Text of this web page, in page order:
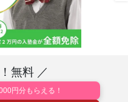
！無料 ／
円分もらえる！